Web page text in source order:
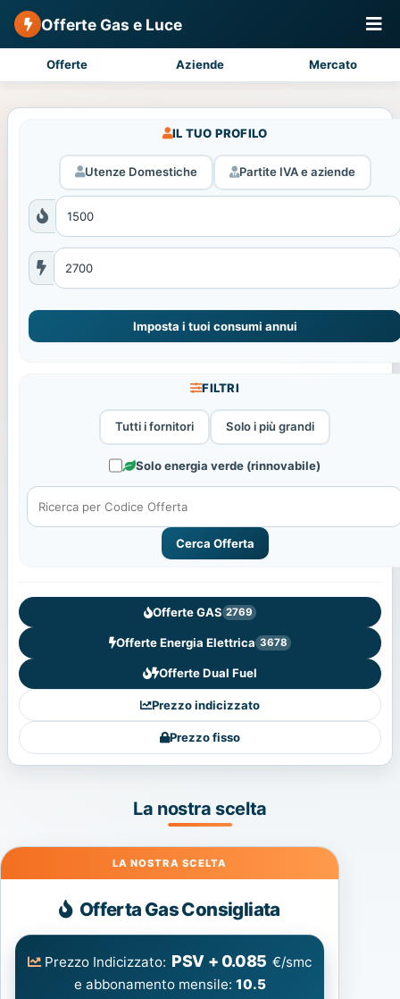
Offerte Gas e Luce
Offerte Aziende Mercato
IL TUO PROFILO
Utenze Domestiche Partite IVA e aziende
Imposta i tuoi consumi annui
FILTRI
Tutti i fornitori Solo i più grandi
Solo energia verde (rinnovabile)
Cerca Offerta
Offerte GAS 2769
Offerte Energia Elettrica 3678
Offerte Dual Fuel
Prezzo indicizzato
Prezzo fisso
La nostra scelta
Gas
Offerta Gas Consigliata
Prezzo Indicizzato: PSV + 0.085 €/smc
e abbonamento mensile: 10.5